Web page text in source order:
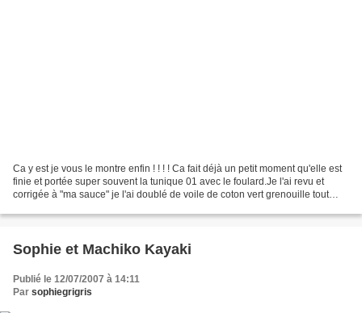
Ca y est je vous le montre enfin ! ! ! ! Ca fait déjà un petit moment qu'elle est
finie et portée super souvent la tunique 01 avec le foulard.Je l'ai revu et
corrigée à "ma sauce" je l'ai doublé de voile de coton vert grenouille tout
Sophie et Machiko Kayaki
Publié le 12/07/2007 à 14:11
Par sophiegrigris